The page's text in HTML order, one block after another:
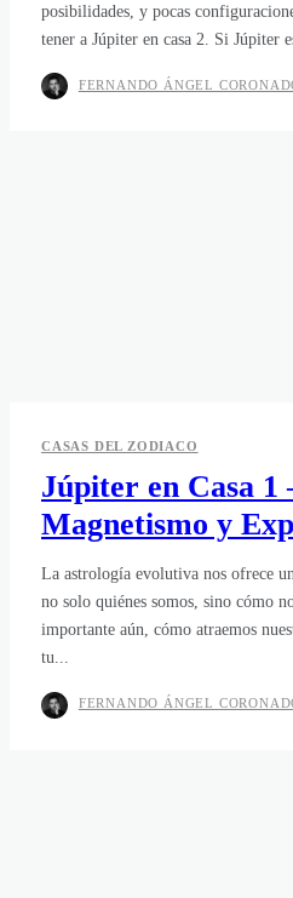
posibilidades, y pocas
tener a Júpiter en casa 2. Si Júpiter
FERNANDO ÁNGEL
CASAS DEL ZODIACO
Júpiter en Casa 1
Magnetismo y
La astrología evolutiva nos ofrece
no solo quiénes somos, sino cómo
importante aún, cómo atraemos
tu...
FERNANDO ÁNGEL